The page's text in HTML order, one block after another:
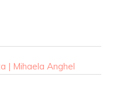
| Mihaela Anghel